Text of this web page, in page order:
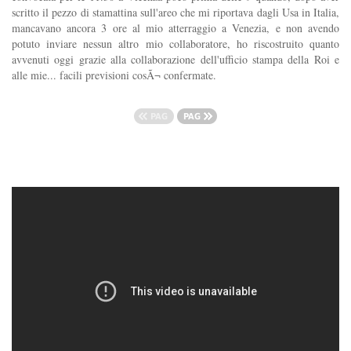
scritto il pezzo di stamattina sull'areo che mi riportava dagli Usa in Italia,
mancavano ancora 3 ore al mio atterraggio a Venezia, e non avendo
potuto inviare nessun altro mio collaboratore, ho riscostruito quanto
avvenuti oggi grazie alla collaborazione dell'ufficio stampa della Roi e
alle mie... facili previsioni cosÃ¬ confermate.